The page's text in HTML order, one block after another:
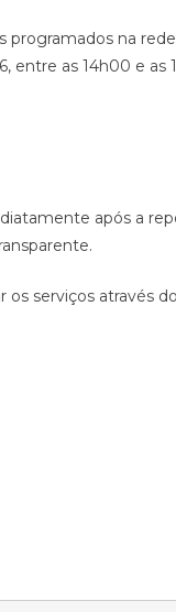
programados na
entre as 14h00 e as
após a
os serviços através